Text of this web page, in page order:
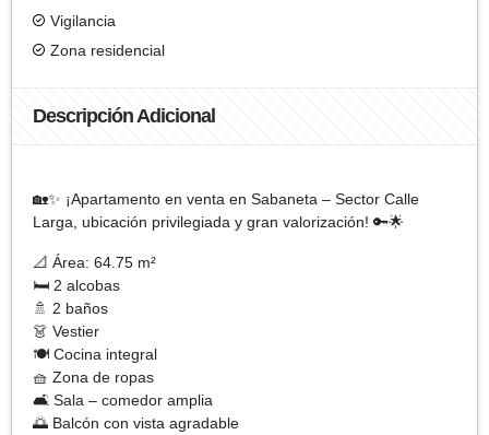
Vigilancia
Zona residencial
Descripción Adicional
🏡✨ ¡Apartamento en venta en Sabaneta – Sector Calle
Larga, ubicación privilegiada y gran valorización! 🔑🌟
📐 Área: 64.75 m²
🛏️ 2 alcobas
🚿 2 baños
👗 Vestier
🍽️ Cocina integral
🧺 Zona de ropas
🛋️ Sala – comedor amplia
🌅 Balcón con vista agradable